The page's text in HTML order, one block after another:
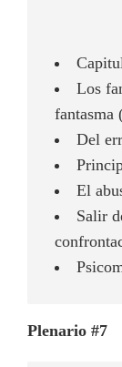
Los
fantasma
Del
El
Salir
Plenario #7